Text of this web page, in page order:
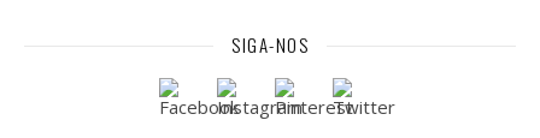
SIGA-NOS